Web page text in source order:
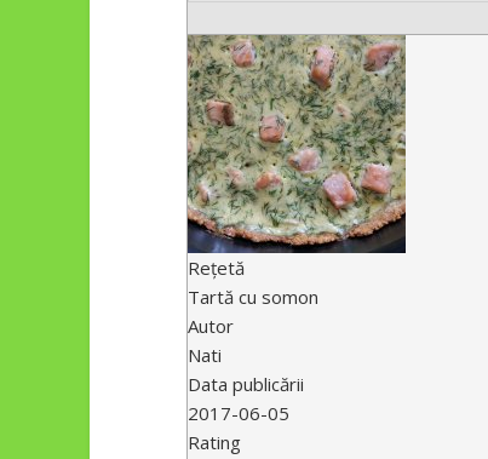
Rețetă
Tartă cu somon
Autor
Nati
Data publicării
2017-06-05
Rating